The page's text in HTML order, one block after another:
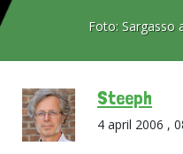
Foto: Sargasso
Steeph
4 april 2006 ,